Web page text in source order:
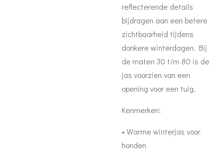
reflecterende details
bijdragen aan een betere
zichtbaarheid tijdens
donkere winterdagen. Bij
de maten 30 t/m 80 is de
jas voorzien van een
opening voor een tuig.
Kenmerken:
• Warme winterjas voor
honden